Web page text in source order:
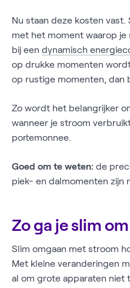
Nu staan deze kosten
met het moment waarop
bij een dynamisch
op drukke momenten
op rustige momenten, dan
Zo wordt het belangrijker
wanneer je stroom
portemonnee.
Goed om te weten: de
piek- en dalmomenten zijn
Zo ga je slim
Slim omgaan met stroom
Met kleine veranderingen
al om grote apparaten niet